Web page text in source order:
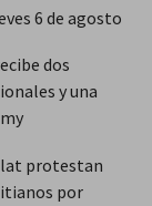
6 de agosto
dos
y una
protestan
por